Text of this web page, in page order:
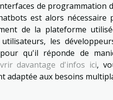
de programmation
est alors
de la plateforme
les
qu'il réponde de
davantage d'infos ici,
adaptée aux besoins